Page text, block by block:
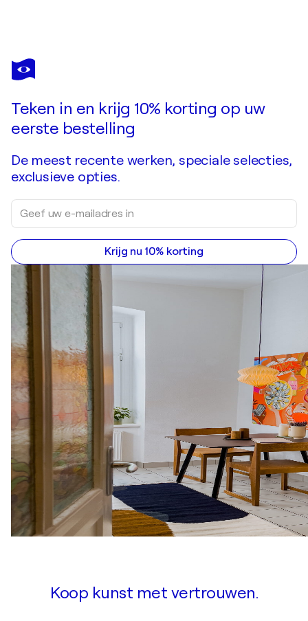
CECILIA
ANDONAEGUI
Kunstwerk in opdracht aanvragen
Teken in en krijg 10% korting op uw
eerste bestelling
De meest recente werken, speciale selecties,
exclusieve opties.
Krijg nu 10% korting
Koop kunst met vertrouwen.